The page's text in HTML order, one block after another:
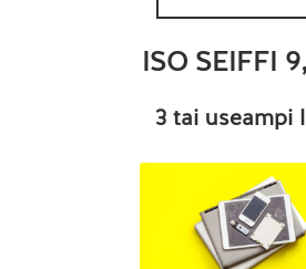
ISO SEIFFI
3 tai useampi